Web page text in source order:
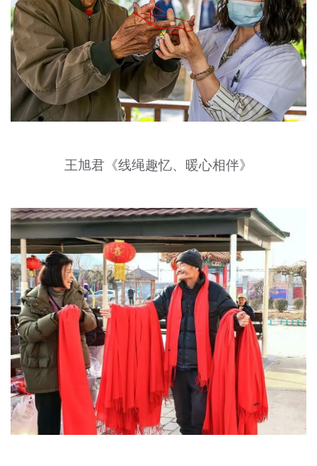
王旭君《线绳趣忆、暖心相伴》